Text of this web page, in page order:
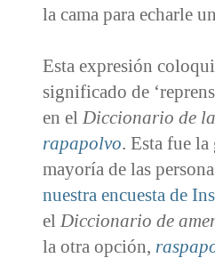
la cama para echarle
Esta expresión
significado de
en el Diccionario de
rapapolvo. Esta fue
mayoría de las
nuestra encuesta de
el Diccionario de
la otra opción,